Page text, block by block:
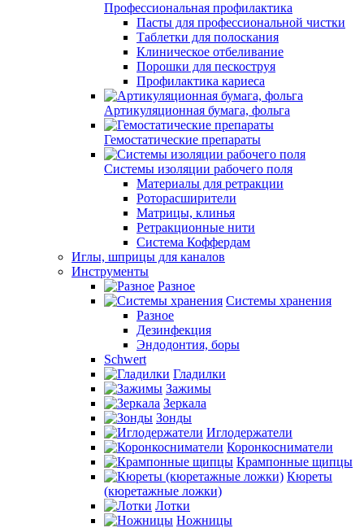
Профессиональная профилактика
Пасты для профессиональной чистки
Таблетки для полоскания
Клиническое отбеливание
Порошки для пескоструя
Профилактика кариеса
Артикуляционная бумага, фольга
Гемостатические препараты
Системы изоляции рабочего поля
Материалы для ретракции
Роторасширители
Матрицы, клинья
Ретракционные нити
Система Коффердам
Иглы, шприцы для каналов
Инструменты
Разное
Системы хранения
Разное
Дезинфекция
Эндодонтия, боры
Schwert
Гладилки
Зажимы
Зеркала
Зонды
Иглодержатели
Коронкосниматели
Крампонные щипцы
Кюреты
(кюретажные ложки)
Лотки
Ножницы